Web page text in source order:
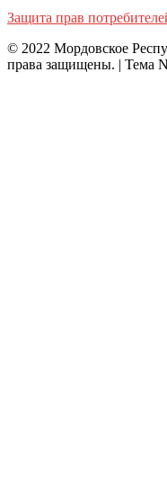
Защита прав
© 2022 Мордовское
права защищены. | Тема